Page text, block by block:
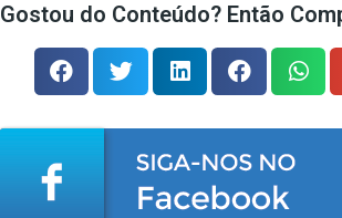
Gostou do Conteúdo? Então